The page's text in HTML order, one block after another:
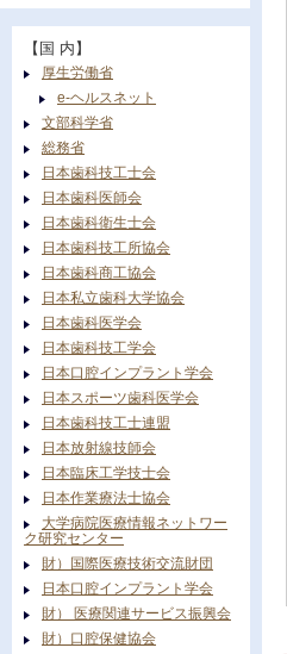
【国 内】
厚生労働省
e-ヘルスネット
文部科学省
総務省
日本歯科技工士会
日本歯科医師会
日本歯科衛生士会
日本歯科技工所協会
日本歯科商工協会
日本私立歯科大学協会
日本歯科医学会
日本歯科技工学会
日本口腔インプラント学会
日本スポーツ歯科医学会
日本歯科技工士連盟
日本放射線技師会
日本臨床工学技士会
日本作業療法士協会
大学病院医療情報ネットワー
ク研究センター
財）国際医療技術交流財団
日本口腔インプラント学会
財） 医療関連サービス振興会
財）口腔保健協会